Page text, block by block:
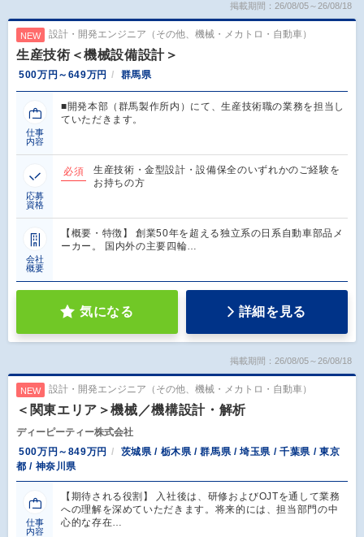
掲載期間：26/08/05～26/08/18
NEW 設計・開発エンジニア（その他、機械・メカトロ・自動車）
生産技術＜機械設備設計＞
500万円～649万円 群馬県
仕事
内容
■開発本部（群馬製作所内）にて、生産技術職の業務を担当し
ていただきます。
応募
資格
必須
生産技術・金型設計・設備保全のいずれかのご経験を
お持ちの方
会社
概要
【概要・特徴】 創業50年を超える独立系の日系自動車部品メ
ーカー。 国内外の主要四輪…
気になる 詳細を見る
掲載期間：26/08/05～26/08/18
NEW 設計・開発エンジニア（その他、機械・メカトロ・自動車）
＜関東エリア＞機械／機構設計・解析
ディーピーティー株式会社
500万円～849万円
茨城県 / 栃木県 / 群馬県 / 埼玉県 / 千葉県 / 東京
都 / 神奈川県
仕事
内容
【期待される役割】 入社後は、研修およびOJTを通して業務
への理解を深めていただきます。将来的には、担当部門の中
心的な存在…